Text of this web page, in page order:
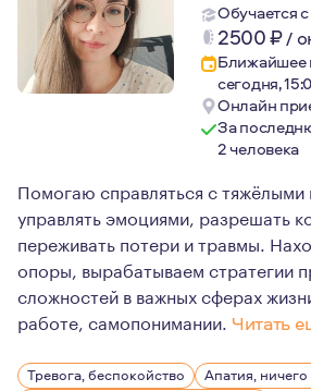
Обучается
2500₽/
Ближайшее
сегодня,
Онлайн
За
2 человека
Помогаю справляться с
управлять эмоциями, разрешать
переживать потери и травмы.
опоры, вырабатываем стратегии
сложностей в важных сферах
работе, самопонимании. Читать
Меня всегда завораживал
Тревога, беспокойство Апатия, ничего